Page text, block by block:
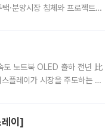
·분양시장 침체와 프로젝트파
노트북 OLED 출하 전년 比
플레이가 시장을 주도하는 가
이]